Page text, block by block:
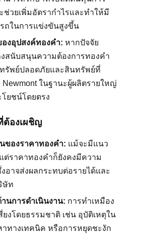
ช่วยเพิ่มอัตรากำไรและทำให้มี
ถในการแข่งขันสูงขึ้น
องอุปสงค์ทองคำ: หากปัจจัย
สนับสนุนความต้องการทองคำ
รัพย์ปลอดภัยและสินทรัพย์ที่
ในฐานะผู้ผลิตรายใหญ่
โยชน์โดยตรง
ต้องเผชิญ
ของราคาทองคำ: แม้จะมีแนว
ราคาทองคำก็ยังคงมีความ
อาจส่งผลกระทบต่อรายได้และ
ษัท
านการดำเนินงาน: การทำเหมือง
ยงโดยธรรมชาติ เช่น อุบัติเหตุใน
ทางเทคนิค หรือการหยุดชะงัก